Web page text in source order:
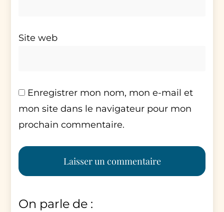
Site web
Enregistrer mon nom, mon e-mail et
mon site dans le navigateur pour mon
prochain commentaire.
On parle de :